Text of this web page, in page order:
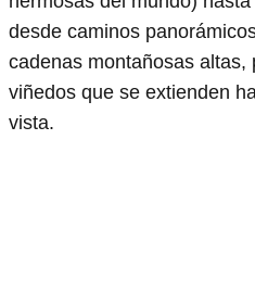
desde caminos
cadenas montañosas altas,
viñedos que se extienden
vista.